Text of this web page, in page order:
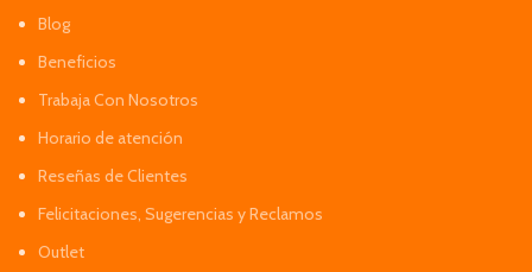
Blog
Beneficios
Trabaja Con Nosotros
Horario de atención
Reseñas de Clientes
Felicitaciones, Sugerencias y Reclamos
Outlet